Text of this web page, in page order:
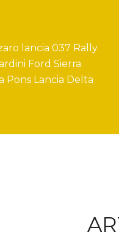
lancia 037 Rally
Ford Sierra
Pons Lancia Delta